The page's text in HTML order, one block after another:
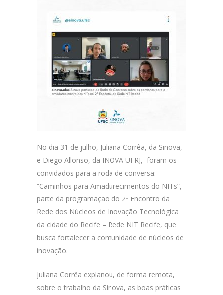
No dia 31 de julho, Juliana Corrêa, da Sinova,
e Diego Allonso, da INOVA UFRJ, foram os
convidados para a roda de conversa:
“Caminhos para Amadurecimentos do NITs”,
parte da programação do 2º Encontro da
Rede dos Núcleos de Inovação Tecnológica
da cidade do Recife – Rede NIT Recife, que
busca fortalecer a comunidade de núcleos de
inovação.
Juliana Corrêa explanou, de forma remota,
sobre o trabalho da Sinova, as boas práticas